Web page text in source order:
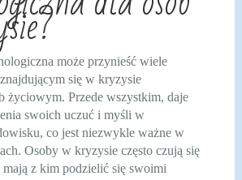
może przynieść wiele
się w kryzysie
życiowym. Przede wszystkim, daje
swoich uczuć i myśli w
co jest niezwykle ważne w
Osoby w kryzysie często czują się
mają z kim podzielić się swoimi